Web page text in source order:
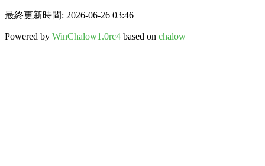
最終更新時間: 2026-06-26 03:46
Powered by WinChalow1.0rc4 based on chalow